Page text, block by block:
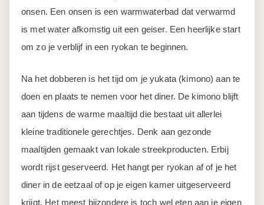
onsen. Een onsen is een warmwaterbad dat verwarmd
is met water afkomstig uit een geiser. Een heerlijke start
om zo je verblijf in een ryokan te beginnen.
Na het dobberen is het tijd om je yukata (kimono) aan te
doen en plaats te nemen voor het diner. De kimono blijft
aan tijdens de warme maaltijd die bestaat uit allerlei
kleine traditionele gerechtjes. Denk aan gezonde
maaltijden gemaakt van lokale streekproducten. Erbij
wordt rijst geserveerd. Het hangt per ryokan af of je het
diner in de eetzaal of op je eigen kamer uitgeserveerd
krijgt. Het meest bijzondere is toch wel eten aan je eigen